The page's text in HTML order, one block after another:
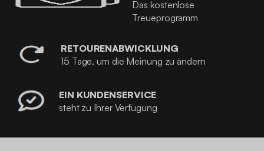
Das kostenlose
Treueprogramm
RETOURENABWICKLUNG
15 Tage, um die Meinung zu ändern
EIN KUNDENSERVICE
steht zu Ihrer Verfügung